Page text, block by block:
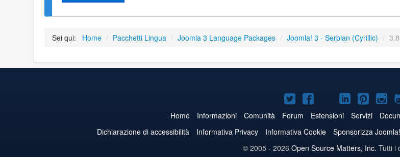
Sei qui: Home / Pacchetti Lingua / Joomla 3 Language Packages / Joomla! 3 - Serbian (Cyrillic) /
Joomla!
su
Twitter
Joomla!
su
Facebook
Joomla!
su
YouTube
Joomla!
su
LinkedIn
su
su
Home Informazioni Comunità Forum Estensioni Servizi
Dichiarazione di accessibilità
Informativa Privacy Informativa Cookie Sponsorizza
© 2005 - 2026 Open Source Matters, Inc. Tutti i